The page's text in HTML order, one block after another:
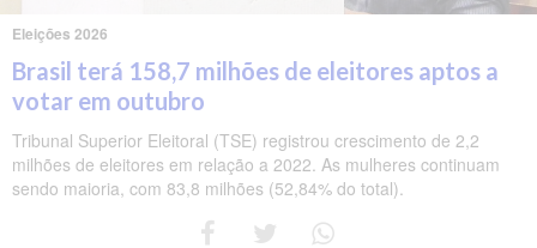
Eleições 2026
Brasil terá 158,7 milhões de eleitores aptos a
votar em outubro
Tribunal Superior Eleitoral (TSE) registrou crescimento de 2,2
milhões de eleitores em relação a 2022. As mulheres continuam
sendo maioria, com 83,8 milhões (52,84% do total).